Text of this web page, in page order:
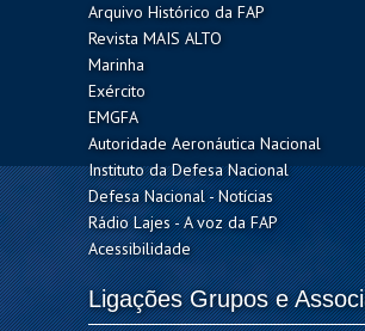
Arquivo Histórico da FAP
Revista MAIS ALTO
Marinha
Exército
EMGFA
Autoridade Aeronáutica Nacional
Instituto da Defesa Nacional
Defesa Nacional - Notícias
Rádio Lajes - A voz da FAP
Acessibilidade
Ligações Grupos e